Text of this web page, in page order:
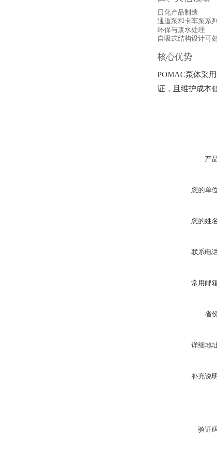
日化产品制造
通道泵和卡车泵系
环保与废水处理
自吸式结构设计可
核心优势
POMAC泵体采
证，且维护成本
产
您的单
您的姓
联系电
常用邮
省
详细地
补充说
验证